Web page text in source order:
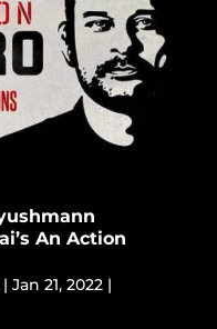
An Action
| Jan 21, 2022|